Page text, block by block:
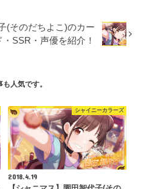
(そのだちよこ)のカー
・SSR・声優を紹介！
人気です。
シャイニーカラーズ
2018.4.19